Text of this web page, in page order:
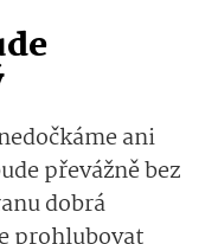
ani
převážně bez
dobrá